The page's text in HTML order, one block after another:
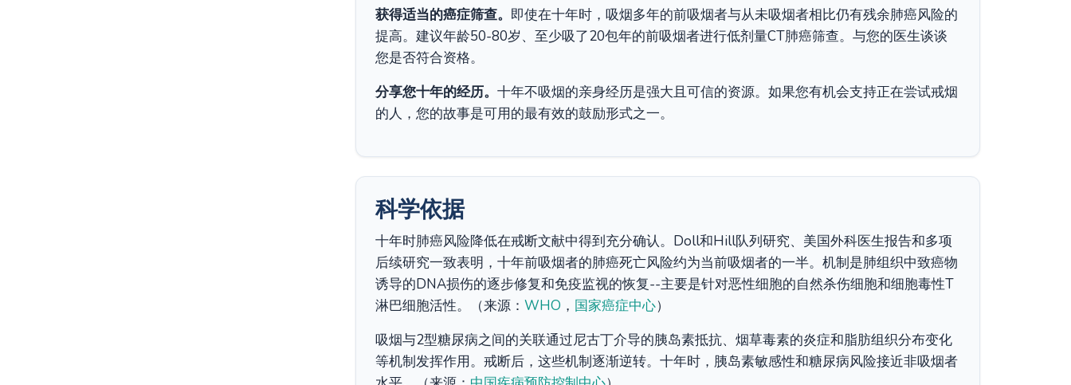
获得适当的癌症筛查。 即使在十年时，吸烟多年的前吸烟者与从未吸烟者相比仍有残余肺癌风险的
提高。建议年龄50-80岁、至少吸了20包年的前吸烟者进行低剂量CT肺癌筛查。与您的医生谈谈
您是否符合资格。
分享您十年的经历。 十年不吸烟的亲身经历是强大且可信的资源。如果您有机会支持正在尝试戒烟
的人，您的故事是可用的最有效的鼓励形式之一。
科学依据
十年时肺癌风险降低在戒断文献中得到充分确认。Doll和Hill队列研究、美国外科医生报告和多项
后续研究一致表明，十年前吸烟者的肺癌死亡风险约为当前吸烟者的一半。机制是肺组织中致癌物
诱导的DNA损伤的逐步修复和免疫监视的恢复--主要是针对恶性细胞的自然杀伤细胞和细胞毒性T
淋巴细胞活性。（来源： WHO ， 国家癌症中心）
吸烟与2型糖尿病之间的关联通过尼古丁介导的胰岛素抵抗、烟草毒素的炎症和脂肪组织分布变化
等机制发挥作用。戒断后，这些机制逐渐逆转。十年时，胰岛素敏感性和糖尿病风险接近非吸烟者